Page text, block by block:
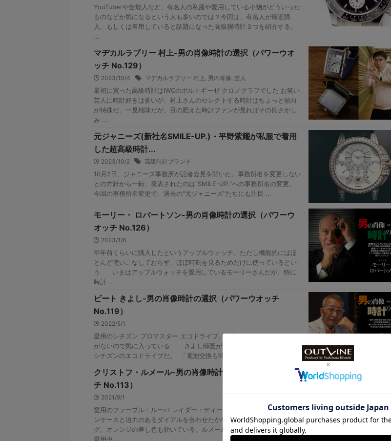
YouTuberや芸能人など、有名人の私服や愛用している小物がどういった
ものなどか気になるという人も多いのでは？今回は、有名人が最近購
入、もしくは着用していると話題になった高級腕時計３つを紹介する。
...
マヂカルラブリー 村上-男の肖像時計の選択（パワーウオ
ッチ No.129）
2023/10/4 マヂカルラブリー 村上 , 男の肖像, 芸人
最初に買った高級時計はIWCのポルトギーゼ クロノグラフでした お笑い
芸人に時計好きは多いが、村上さんのセレクトする時計はちょっと傾向
が特殊だ。一見地味だが、目の肥えた時計ファンが見ればその良さがし
み ...
元ジャニーズ(新社名SMILE-UP.)・平野紫耀が私服で着用
した超高級時計...
2023/10/2 高級時計ブランド
10月2日、ジャニーズ事務所が記者会見を開いた。事務所名を変更しない
との方針から一転、発表されたのは"SMILE-UP."への事務所名の変更。
今回の事務所名変更で、過去の"元ジャニーズ"たちにも注目 ...
モーリー・ ロバートソン-男の肖像時計の選択（パワーウ
オッチ No.126）
2023/1/6
半年前くらいに購入したというアップルウォッチ。ただし機能的にはほ
とんど使いこなしておらず、ほぼ時刻を見るためだけに使っているとい
う いまはアップルウォッチを愛用しているモーリーさんだが、特に
時計 ...
ビート きよし-男の肖像時計の選択（パワーウオッチ
No.119）
2022/5/1
愛用のシチズン プロマスター エコドライブ。時刻合わせなどの煩わしさ
がないので気に入っている きよし師匠が最近愛用している時計は、
シチズンのエコドライブだ。 「電池交換も時刻合わせも必要ない ...
クリストフ・ルメール-男の肖像時計の選択（パワーウオッ
チ No.113）
2021/9/1
愛用のファーブル・ルーバ レイダー・ディープブルー。大型のクッショ
ンケースと迫力のあるダイアルを合わせたかなり個性的なスタイリン
グ。オレンジの差し色も効いている。ルメール騎手はプライベートでも
愛用中 ...